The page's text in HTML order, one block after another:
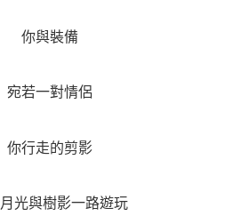
你與裝備
宛若一對情侶
你行走的剪影
光與樹影一路遊玩